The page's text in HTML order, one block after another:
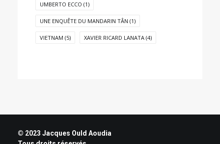
UMBERTO ECCO (1)
UNE ENQUÊTE DU MANDARIN TÂN (1)
VIETNAM (5) XAVIER RICARD LANATA (4)
© 2023 Jacques Ould Aoudia